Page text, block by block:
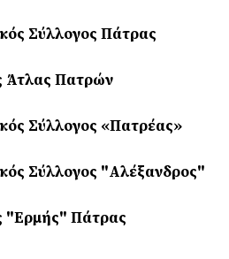
Σύλλογος Πάτρας
Άτλας Πατρών
Σύλλογος «Πατρέας»
Σύλλογος "Αλέξανδρος"
"Ερμής" Πάτρας